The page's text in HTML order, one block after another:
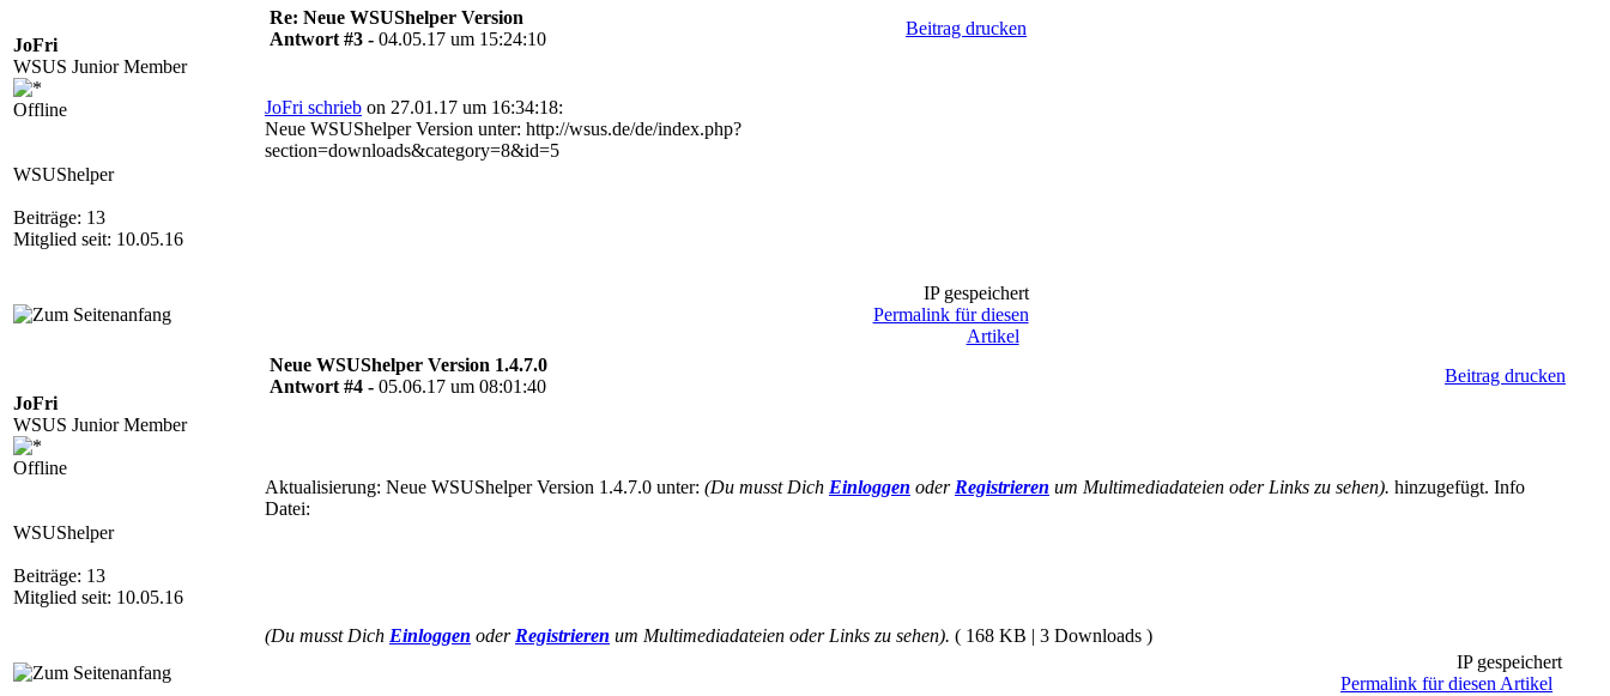
JoFri
WSUS Junior Member
Offline
WSUShelper
Beiträge: 13
Mitglied seit: 10.05.16
Re: Neue WSUShelper Version
Antwort #3 - 04.05.17 um 15:24:10
Beitrag drucken
JoFri schrieb on 27.01.17 um 16:34:18:
Neue WSUShelper Version unter: http://wsus.de/de/index.php?
section=downloads&category=8&id=5
IP gespeichert
Permalink für diesen
Artikel
JoFri
WSUS Junior Member
Offline
WSUShelper
Beiträge: 13
Mitglied seit: 10.05.16
Neue WSUShelper Version 1.4.7.0
Antwort #4 - 05.06.17 um 08:01:40
Beitrag drucken
Aktualisierung: Neue WSUShelper Version 1.4.7.0 unter: (Du musst Dich Einloggen oder Registrieren um Multimediadateien oder Links zu sehen). hinzugefügt. Info
Datei:
(Du musst Dich Einloggen oder Registrieren um Multimediadateien oder Links zu sehen). ( 168 KB | 3 Downloads )
IP gespeichert
Permalink für diesen Artikel